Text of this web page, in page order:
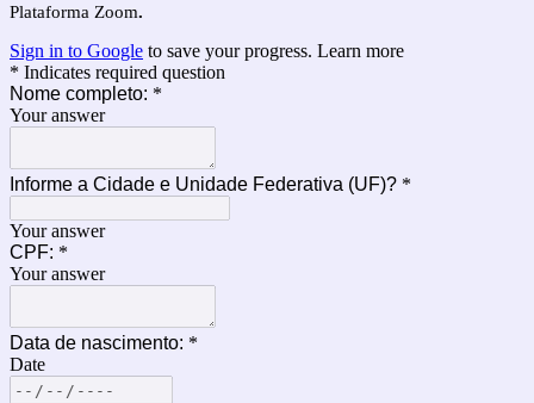
Plataforma Zoom.
Sign in to Google to save your progress. Learn more
* Indicates required question
Nome completo: *
Your answer
Informe a Cidade e Unidade Federativa (UF)? *
Your answer
CPF: *
Your answer
Data de nascimento: *
Date